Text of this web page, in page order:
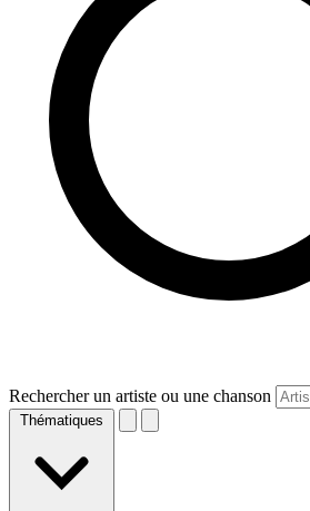
Rechercher un artiste ou une chanson
Thématiques